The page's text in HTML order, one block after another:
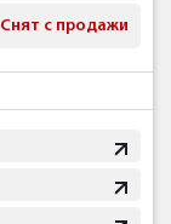
Снят с продажи